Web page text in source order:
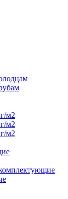
м2
м2
м2